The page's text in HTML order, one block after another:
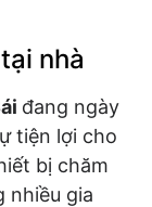
nhà
đang ngày
tiện lợi cho
bị chăm
nhiều gia